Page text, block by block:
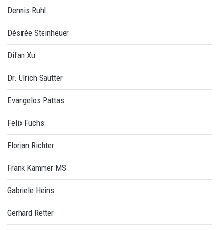
Dennis Ruhl
Désirée Steinheuer
Difan Xu
Dr. Ulrich Sautter
Evangelos Pattas
Felix Fuchs
Florian Richter
Frank Kämmer MS
Gabriele Heins
Gerhard Retter